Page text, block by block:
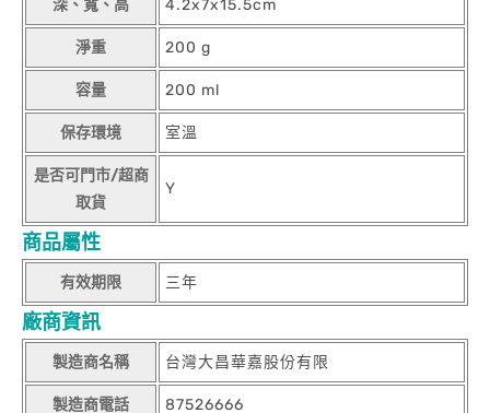
深、寬、高 4.2x7x15.5cm
淨重 200 g
容量 200 ml
保存環境 室溫
是否可門市/超商
取貨
Y
商品屬性
有效期限 三年
廠商資訊
製造商名稱 台灣大昌華嘉股份有限
製造商電話 87526666